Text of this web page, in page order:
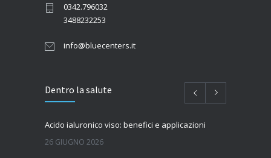
0342.796032
3488232253
info@bluecenters.it
Dentro la salute
Acido ialuronico viso: benefici e applicazioni
26 GIUGNO 2026